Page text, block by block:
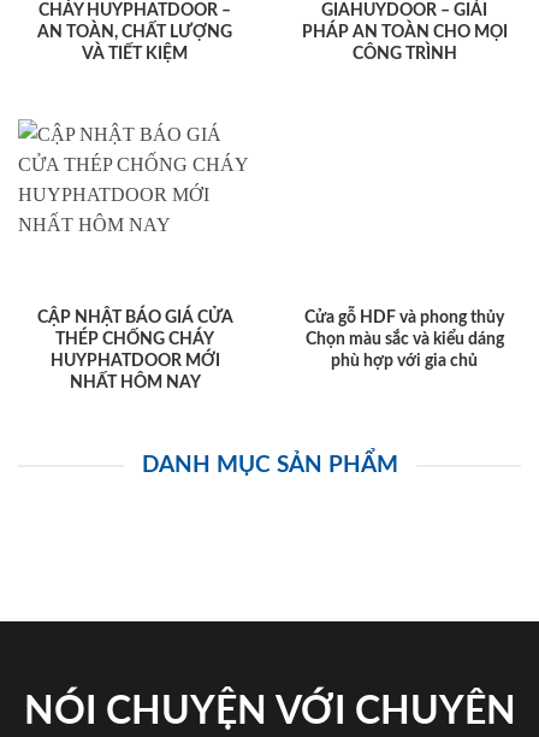
CHÁY HUYPHATDOOR –
AN TOÀN, CHẤT LƯỢNG
VÀ TIẾT KIỆM
GIAHUYDOOR – GIẢI
PHÁP AN TOÀN CHO MỌI
CÔNG TRÌNH
CẬP NHẬT BÁO GIÁ CỬA
THÉP CHỐNG CHÁY
HUYPHATDOOR MỚI
NHẤT HÔM NAY
Cửa gỗ HDF và phong thủy
Chọn màu sắc và kiểu dáng
phù hợp với gia chủ
DANH MỤC SẢN PHẨM
NÓI CHUYỆN VỚI CHUYÊN